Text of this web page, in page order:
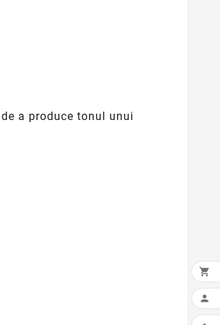
a produce tonul unui

